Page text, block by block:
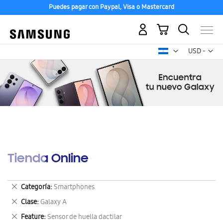
Puedes pagar con Paypal, Visa o Mastercard
USD -
dólar
Mi carrito
Tienda Online
Categoría Smartphones
Eliminar
este
artículo
Clase Galaxy A
Eliminar
este
Feature Sensor de huella dactilar
Eliminar